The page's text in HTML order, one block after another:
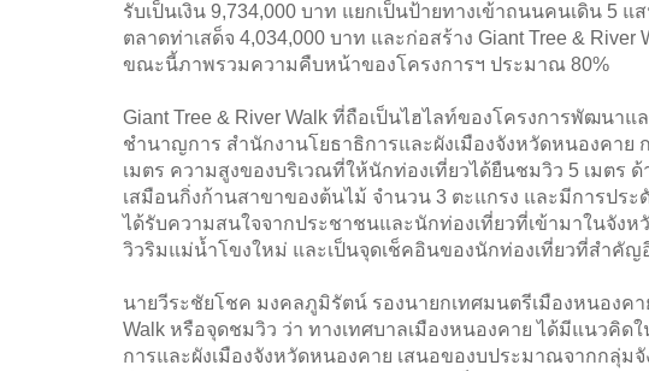
รับเป็นเงิน 9,734,000 บาท แยกเป็นป้ายทางเข้าถนนคนเดิน 5
ตลาดท่าเสด็จ 4,034,000 บาท และก่อสร้าง Giant Tree &
ขณะนี้ภาพรวมความคืบหน้าของโครงการฯ ประมาณ 80%
Giant Tree & River Walk ที่ถือเป็นไฮไลท์ของโครงการพัฒน
ชำนาญการ สำนักงานโยธาธิการและผังเมืองจังหวัดหนองคาย
เมตร ความสูงของบริเวณที่ให้นักท่องเที่ยวได้ยืนชมวิว 5 เมตร
เสมือนกิ่งก้านสาขาของต้นไม้ จำนวน 3 ตะแกรง และมีการปร
ได้รับความสนใจจากประชาชนและนักท่องเที่ยวที่เข้ามาในจัง
วิวริมแม่น้ำโขงใหม่ และเป็นจุดเช็คอินของนักท่องเที่ยวที่สำคั
นายวีระชัยโชค มงคลภูมิรัตน์ รองนายกเทศมนตรีเมืองหนองคา
Walk หรือจุดชมวิว ว่า ทางเทศบาลเมืองหนองคาย ได้มีแนวคิด
การและผังเมืองจังหวัดหนองคาย เสนอของบประมาณจากกลุ่